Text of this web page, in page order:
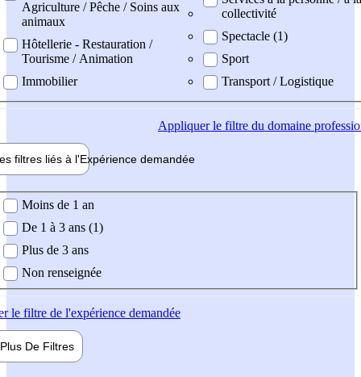
Agriculture / Pêche / Soins aux
animaux
Hôtellerie - Restauration /
Tourisme / Animation
Immobilier
collectivité
Spectacle (1)
Sport
Transport / Logistique
Appliquerle filtre du domaine
filtres liés à l'Expérience demandée
demandée
Moins de 1 an
De 1 à 3 ans (1)
Plus de 3 ans
Non renseignée
le filtre de l'expérience demandée
Plus De Filtres